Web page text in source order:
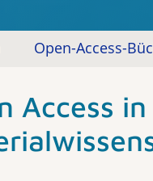
Open-Access-
Access